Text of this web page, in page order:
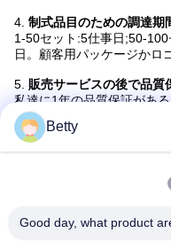
4. 制式品目のための調達期
1-50セット:5仕事日;50-
日。顧客用パッケージかロ
5. 販売サービスの後で品質
私達に1年の品質保証があ
売および専門エンジニアは
る。
Betty
Good day, what product